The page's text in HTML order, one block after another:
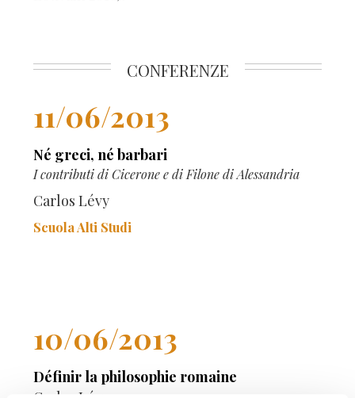
CONFERENZE
11/06/2013
Né greci, né barbari
I contributi di Cicerone e di Filone di Alessandria
Carlos Lévy
Scuola Alti Studi
10/06/2013
Définir la philosophie romaine